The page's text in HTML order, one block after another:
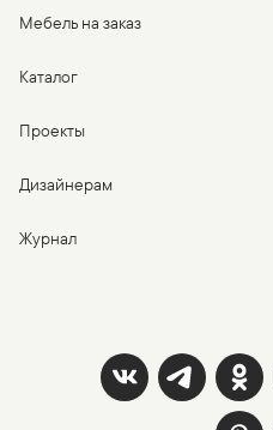
Мебель на заказ
Каталог
Проекты
Дизайнерам
Журнал